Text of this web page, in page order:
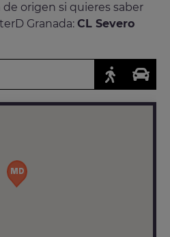
origen si quieres saber
Granada: CL Severo